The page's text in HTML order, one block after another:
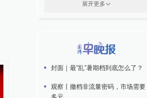
展开更多
封面｜最“乱”暑期档到底怎么了？
观察丨撤档非流量密码，市场需要